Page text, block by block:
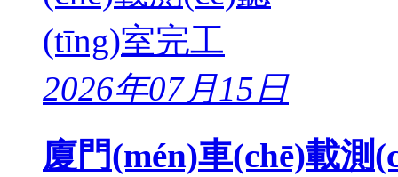
2026年07月15日
廈門(mén)車(chē)載測